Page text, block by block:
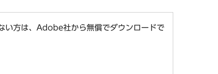
方は、Adobe社から無償でダウンロードで